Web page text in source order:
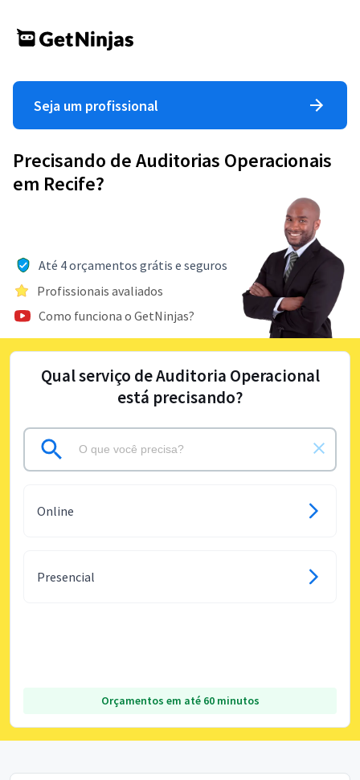
Seja um profissional
Precisando de Auditorias Operacionais
em Recife?
Até 4 orçamentos grátis e seguros
Profissionais avaliados
Como funciona o GetNinjas?
Qual serviço de Auditoria Operacional
está precisando?
Online
Presencial
Orçamentos em até 60 minutos